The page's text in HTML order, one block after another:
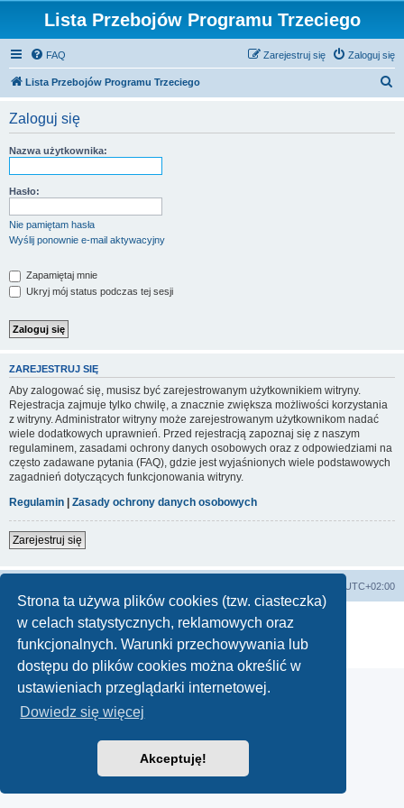
Strona ta używa plików cookies (tzw. ciasteczka)
w celach statystycznych, reklamowych oraz
funkcjonalnych. Warunki przechowywania lub
dostępu do plików cookies można określić w
ustawieniach przeglądarki internetowej.
Dowiedz się więcej
Akceptuję!
Lista Przebojów Programu Trzeciego
FAQ Zaloguj się
Zarejestruj się
Lista Przebojów Programu Trzeciego
Zaloguj się
Nazwa użytkownika:
Hasło:
Nie pamiętam hasła
Wyślij ponownie e-mail aktywacyjny
Zapamiętaj mnie
Ukryj mój status podczas tej sesji
ZAREJESTRUJ SIĘ
Aby zalogować się, musisz być zarejestrowanym użytkownikiem witryny.
Rejestracja zajmuje tylko chwilę, a znacznie zwiększa możliwości korzystania
z witryny. Administrator witryny może zarejestrowanym użytkownikom nadać
wiele dodatkowych uprawnień. Przed rejestracją zapoznaj się z naszym
regulaminem, zasadami ochrony danych osobowych oraz z odpowiedziami na
często zadawane pytania (FAQ), gdzie jest wyjaśnionych wiele podstawowych
zagadnień dotyczących funkcjonowania witryny.
Regulamin | Zasady ochrony danych osobowych
Zarejestruj się
UTC+02:00
Technologię dostarczaphpBB ® Forum Software © phpBB Limited
Zasady ochrony danych osobowych|Regulamin